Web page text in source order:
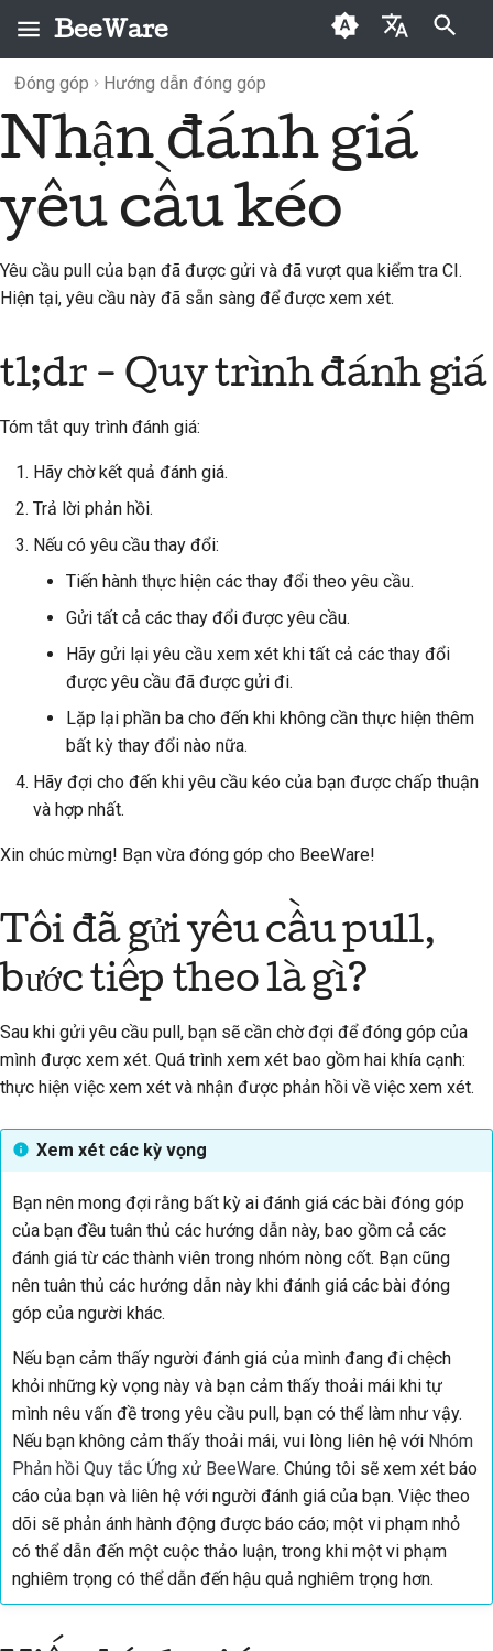
BeeWare
العَرَبِيَّة
Čeština
Dansk
Deutsch
Español
فارسی
Polski
Português
Русский
Yкраїнська
中文(繁體)
Initializing search
BeeWare là gì?
Lịch sử và Triết học
Những câu chuyện thành
công
Hướng dẫn xây dựng
thương hiệu
Quy tắc ứng xử của
cộng đồng BeeWare
Quản trị
Có sẵn để thuê
tl;dr - Quy trình đánh giá
Tôi đã gửi yêu cầu pull,
bước tiếp theo là gì?
Viết đánh giá
Nhận được đánh giá
ban đầu
Yêu cầu thay đổi
Thực hiện các thay
Gửi tất cả các thay
đổi được yêu cầu
Yêu cầu xem xét lại
Phê duyệt và hợp nhất
yêu cầu kéo
Lưu trữ 2026
2024
2023
2021
2016
2015
2014
2013
Buzz
Resources
Đóng góp Hướng dẫn đóng góp
Nhận đánh giá
yêu cầu kéo
Yêu cầu pull của bạn đã được gửi và đã vượt qua kiểm tra CI.
Hiện tại, yêu cầu này đã sẵn sàng để được xem xét.
tl;dr - Quy trình đánh giá
Tóm tắt quy trình đánh giá:
Hãy chờ kết quả đánh giá.
Trả lời phản hồi.
Nếu có yêu cầu thay đổi:
Tiến hành thực hiện các thay đổi theo yêu cầu.
Gửi tất cả các thay đổi được yêu cầu.
Hãy gửi lại yêu cầu xem xét khi tất cả các thay đổi
được yêu cầu đã được gửi đi.
Lặp lại phần ba cho đến khi không cần thực hiện thêm
bất kỳ thay đổi nào nữa.
Hãy đợi cho đến khi yêu cầu kéo của bạn được chấp thuận
và hợp nhất.
Xin chúc mừng! Bạn vừa đóng góp cho BeeWare!
Tôi đã gửi yêu cầu pull,
bước tiếp theo là gì?
Sau khi gửi yêu cầu pull, bạn sẽ cần chờ đợi để đóng góp của
mình được xem xét. Quá trình xem xét bao gồm hai khía cạnh:
thực hiện việc xem xét và nhận được phản hồi về việc xem xét.
Xem xét các kỳ vọng
Bạn nên mong đợi rằng bất kỳ ai đánh giá các bài đóng góp
của bạn đều tuân thủ các hướng dẫn này, bao gồm cả các
đánh giá từ các thành viên trong nhóm nòng cốt. Bạn cũng
nên tuân thủ các hướng dẫn này khi đánh giá các bài đóng
góp của người khác.
Nếu bạn cảm thấy người đánh giá của mình đang đi chệch
khỏi những kỳ vọng này và bạn cảm thấy thoải mái khi tự
mình nêu vấn đề trong yêu cầu pull, bạn có thể làm như vậy.
Nếu bạn không cảm thấy thoải mái, vui lòng liên hệ với Nhóm
Phản hồi Quy tắc Ứng xử BeeWare. Chúng tôi sẽ xem xét báo
cáo của bạn và liên hệ với người đánh giá của bạn. Việc theo
dõi sẽ phản ánh hành động được báo cáo; một vi phạm nhỏ
có thể dẫn đến một cuộc thảo luận, trong khi một vi phạm
nghiêm trọng có thể dẫn đến hậu quả nghiêm trọng hơn.